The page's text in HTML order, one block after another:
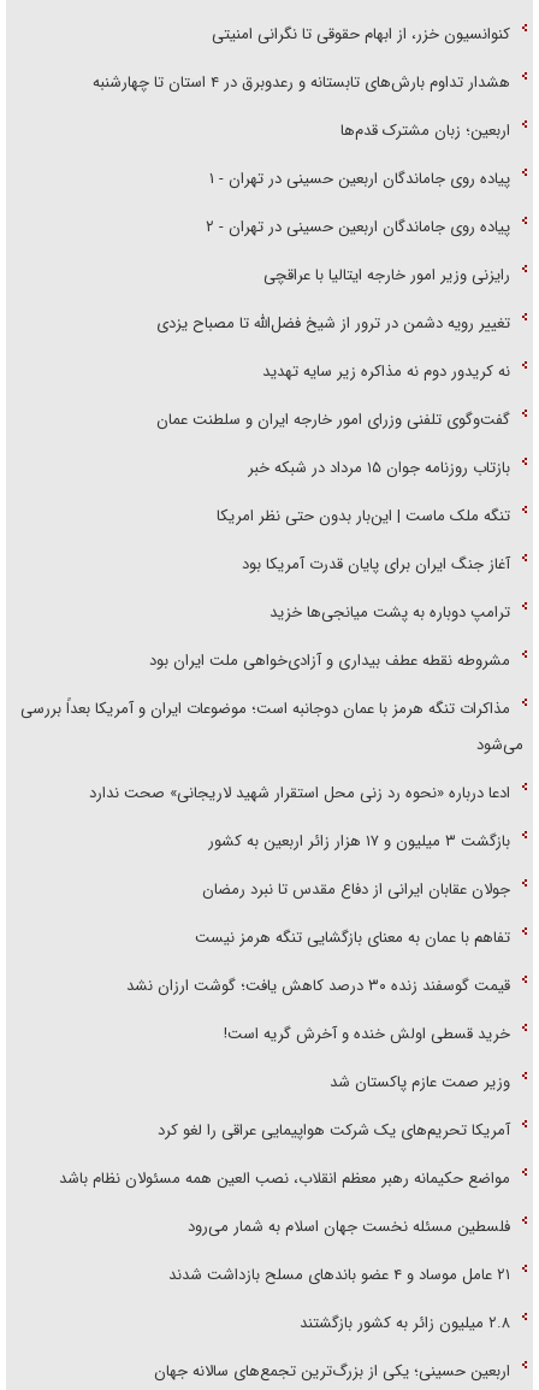
کنوانسیون خزر، از ابهام حقوقی تا نگرانی امنیتی
هشدار تداوم بارش‌های تابستانه و رعدوبرق در ۴ استان تا چهارشنبه
اربعین؛ زبان مشترک قدم‌ها
پیاده روی جاماندگان اربعین حسینی در تهران - ۱
پیاده روی جاماندگان اربعین حسینی در تهران - ۲
رایزنی وزیر امور خارجه ایتالیا با عراقچی
تغییر رویه دشمن در ترور از شیخ فضل‌الله تا مصباح یزدی
نه کریدور دوم نه مذاکره زیر سایه تهدید
گفت‌وگوی تلفنی وزرای امور خارجه ایران و سلطنت عمان
بازتاب روزنامه جوان ۱۵ مرداد در شبکه خبر
تنگه ملک ماست | این‌بار بدون حتی نظر امریکا
آغاز جنگ ایران برای پایان قدرت آمریکا بود
ترامپ دوباره به پشت میانجی‌ها خزید
مشروطه نقطه عطف بیداری و آزادی‌خواهی ملت ایران بود
مذاکرات تنگه هرمز با عمان دوجانبه است؛ موضوعات ایران و آمریکا بعداً بررسی
می‌شود
ادعا درباره «نحوه رد زنی محل استقرار شهید لاریجانی» صحت ندارد
بازگشت ۳ میلیون و ۱۷ هزار زائر اربعین به کشور
جولان عقابان ایرانی از دفاع مقدس تا نبرد رمضان
تفاهم با عمان به معنای بازگشایی تنگه هرمز نیست
قیمت گوسفند زنده ۳۰ درصد کاهش یافت؛ گوشت ارزان نشد
خرید قسطی اولش خنده و آخرش گریه است!
وزیر صمت عازم پاکستان شد
آمریکا تحریم‌های یک شرکت هواپیمایی عراقی را لغو کرد
مواضع حکیمانه رهبر معظم انقلاب، نصب العین همه مسئولان نظام باشد
فلسطین مسئله نخست جهان اسلام به شمار می‌رود
۲۱ عامل موساد و ۴ عضو باند‌های مسلح بازداشت شدند
۲.۸ میلیون زائر به کشور بازگشتند
اربعین حسینی؛ یکی از بزرگ‌ترین تجمع‌های سالانه جهان